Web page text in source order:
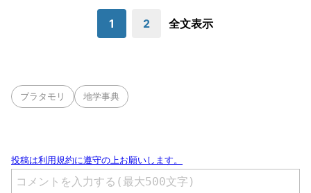
1 2 全文表示
ブラタモリ 地学事典